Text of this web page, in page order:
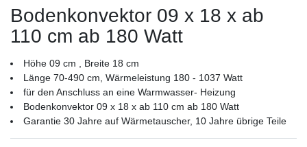
Bodenkonvektor 09 x 18 x ab
110 cm ab 180 Watt
Höhe 09 cm , Breite 18 cm
Länge 70-490 cm, Wärmeleistung 180 - 1037 Watt
für den Anschluss an eine Warmwasser- Heizung
Bodenkonvektor 09 x 18 x ab 110 cm ab 180 Watt
Garantie 30 Jahre auf Wärmetauscher, 10 Jahre übrige Teile